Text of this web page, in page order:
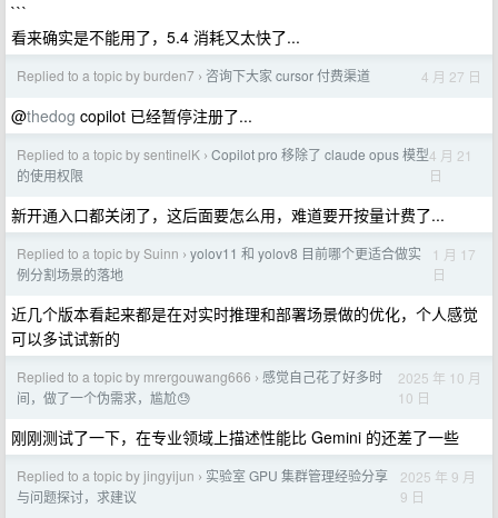
```
看来确实是不能用了，5.4 消耗又太快了...
Replied to a topic by burden7 › 咨询下大家 cursor 付费渠道 4 月 27 日
@thedog copilot 已经暂停注册了...
Replied to a topic by sentinelK › Copilot pro 移除了 claude opus 模型
的使用权限
4 月 21
日
新开通入口都关闭了，这后面要怎么用，难道要开按量计费了...
Replied to a topic by Suinn › yolov11 和 yolov8 目前哪个更适合做实
例分割场景的落地
1 月 17
日
近几个版本看起来都是在对实时推理和部署场景做的优化，个人感觉
可以多试试新的
Replied to a topic by mrergouwang666 › 感觉自己花了好多时
间，做了一个伪需求，尴尬😓
2025 年 10 月
10 日
刚刚测试了一下，在专业领域上描述性能比 Gemini 的还差了一些
Replied to a topic by jingyijun › 实验室 GPU 集群管理经验分享
与问题探讨，求建议
2025 年 9 月
9 日